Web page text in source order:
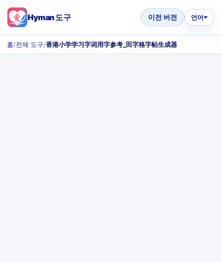
Hyman 도구 이전 버전 언어
홈/전체 도구/香港小学学习字词用字参考_田字格字帖生成器